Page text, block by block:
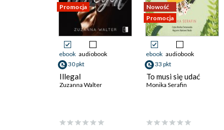
Promocja
ebook audiobook
30 pkt
Illegal
Zuzanna Walter
Nowość
Promocja
ebook audiobook
33 pkt
To musi się udać
Monika Serafin